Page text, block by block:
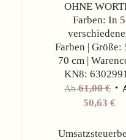
OHNE
Farben: In 5
Farben | Größe:
70 cm |
KN8:
Ab61,00€
50,63 €